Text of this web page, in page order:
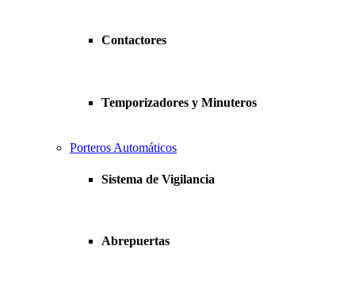
Contactores
Temporizadores y Minuteros
Porteros Automáticos
Sistema de Vigilancia
Abrepuertas